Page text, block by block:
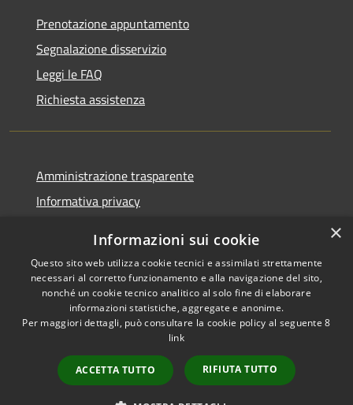
Prenotazione appuntamento
Segnalazione disservizio
Leggi le FAQ
Richiesta assistenza
Amministrazione trasparente
Informativa privacy
Dichiarazione di accessibilità
RSS
Copyright © 2026 • Comune di
Municipium•
Accesso
redazione
×
Informazioni sui cookie
Questo sito web utilizza cookie tecnici e assimilati strettamente
necessari al corretto funzionamento e alla navigazione del sito,
nonché un cookie tecnico analitico al solo fine di elaborare
informazioni statistiche, aggregate e anonime.
Per maggiori dettagli, può consultare la cookie policy al seguente8
link
ACCETTA TUTTO RIFIUTA TUTTO